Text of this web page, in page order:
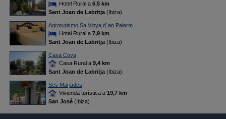
Hotel Rural a 6,5 km
Sant Joan de Labritja(Ibiza)
Agroturismo Sa Vinya d´en Palerm
Hotel Rural a 7,9 km
Sant Joan de Labritja(Ibiza)
Casa Cova
Casa Rural a 9,4 km
Sant Joan de Labritja(Ibiza)
Ses Marjades
Vivienda turística a 19,7 km
San José(Ibiza)